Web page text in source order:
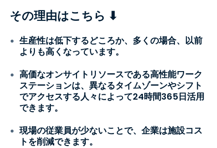
その理由はこちら ⬇
生産性は低下するどころか、多くの場合、以前
よりも高くなっています。
高価なオンサイトリソースである高性能ワーク
ステーションは、異なるタイムゾーンやシフト
でアクセスする人々によって24時間365日活用
できます。
現場の従業員が少ないことで、企業は施設コス
トを削減できます。